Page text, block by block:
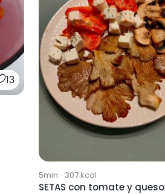
13
5min · 307kcal
SETAS con tomate y queso